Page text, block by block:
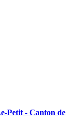
Petit - Canton de